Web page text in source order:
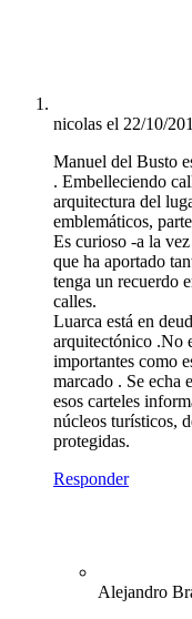
nicolas el 22/10/
Manuel del Busto
. Embelleciendo
arquitectura del
emblemáticos,
Es curioso -a la
que ha aportado
tenga un recuerdo
calles.
Luarca está en
arquitectónico .No
importantes como
marcado . Se echa
esos carteles
núcleos turísticos,
protegidas.
Responder
Alejandro